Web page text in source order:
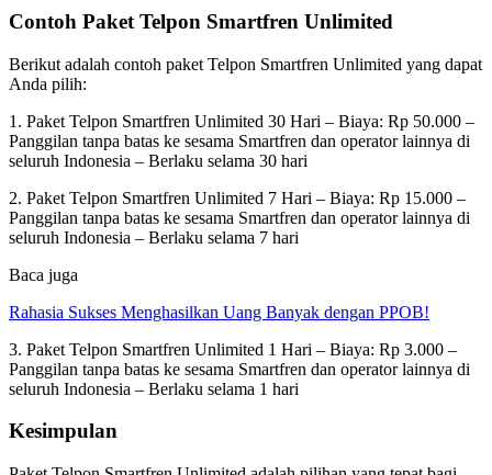
Contoh Paket Telpon Smartfren Unlimited
Berikut adalah contoh paket Telpon Smartfren Unlimited yang dapat
Anda pilih:
1. Paket Telpon Smartfren Unlimited 30 Hari – Biaya: Rp 50.000 –
Panggilan tanpa batas ke sesama Smartfren dan operator lainnya di
seluruh Indonesia – Berlaku selama 30 hari
2. Paket Telpon Smartfren Unlimited 7 Hari – Biaya: Rp 15.000 –
Panggilan tanpa batas ke sesama Smartfren dan operator lainnya di
seluruh Indonesia – Berlaku selama 7 hari
Baca juga
Rahasia Sukses Menghasilkan Uang Banyak dengan PPOB!
3. Paket Telpon Smartfren Unlimited 1 Hari – Biaya: Rp 3.000 –
Panggilan tanpa batas ke sesama Smartfren dan operator lainnya di
seluruh Indonesia – Berlaku selama 1 hari
Kesimpulan